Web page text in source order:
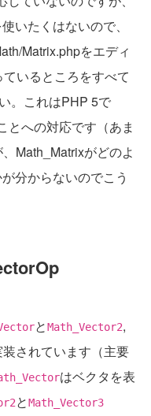
いたくはないので、
Matrix.phpをエディ
いるところをすべて
。これはPHP 5で
とへの対応です（あま
Math_Matrixがどのよ
分からないのでこう
とMath_Vector2,
装されています（主要
はベクタを表
とMath_Vector3